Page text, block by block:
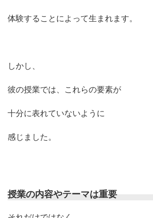
体験することによって生まれます。
しかし、
彼の授業では、これらの要素が
十分に表れていないように
感じました。
授業の内容やテーマは重要